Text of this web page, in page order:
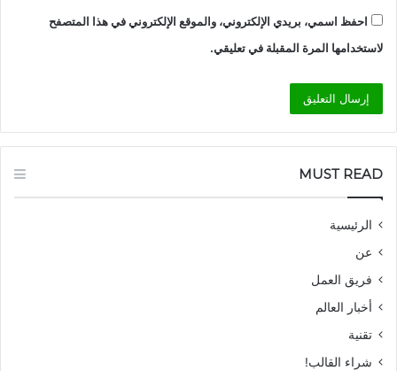
احفظ اسمي، بريدي الإلكتروني، والموقع الإلكتروني في هذا المتصفح
لاستخدامها المرة المقبلة في تعليقي.
MUST READ
الرئيسية
عن
فريق العمل
أخبار العالم
تقنية
شراء القالب!